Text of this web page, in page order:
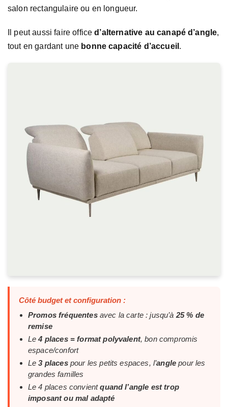
salon rectangulaire ou en longueur.
Il peut aussi faire officed’alternative au canapé d’angle,
tout en gardant une bonne capacité d’accueil .
Côté budget et configuration :
Promos fréquentesavec la carte : jusqu’à 25 % de
remise
Le4 places = format polyvalent, bon compromis
espace/confort
Le3 placespour les petits espaces, l’angle pour les
grandes familles
Le 4 places convientquand l’angle est trop
imposant ou mal adapté